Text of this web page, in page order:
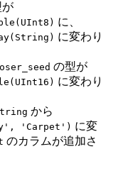
が
に、
に変わり
の型が
に変わり
から
'Carpet') に変
のカラムが追加さ